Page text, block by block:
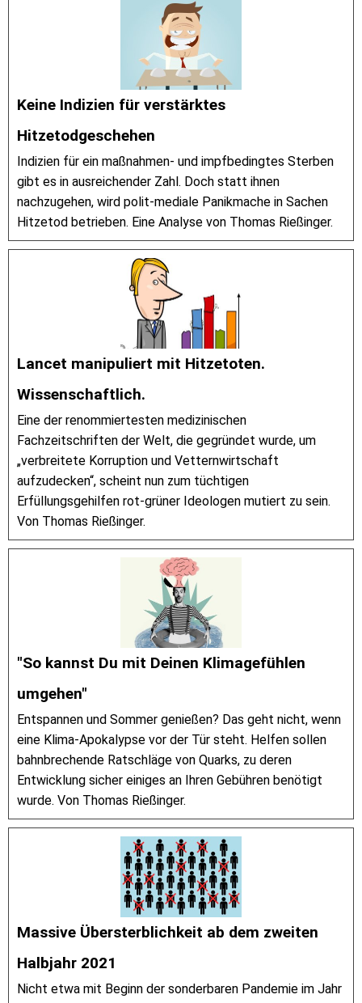
Keine Indizien für verstärktes
Hitzetodgeschehen
Indizien für ein maßnahmen- und impfbedingtes Sterben
gibt es in ausreichender Zahl. Doch statt ihnen
nachzugehen, wird polit-mediale Panikmache in Sachen
Hitzetod betrieben. Eine Analyse von Thomas Rießinger.
Lancet manipuliert mit Hitzetoten.
Wissenschaftlich.
Eine der renommiertesten medizinischen
Fachzeitschriften der Welt, die gegründet wurde, um
„verbreitete Korruption und Vetternwirtschaft
aufzudecken“, scheint nun zum tüchtigen
Erfüllungsgehilfen rot-grüner Ideologen mutiert zu sein.
Von Thomas Rießinger.
"So kannst Du mit Deinen Klimagefühlen
umgehen"
Entspannen und Sommer genießen? Das geht nicht, wenn
eine Klima-Apokalypse vor der Tür steht. Helfen sollen
bahnbrechende Ratschläge von Quarks, zu deren
Entwicklung sicher einiges an Ihren Gebühren benötigt
wurde. Von Thomas Rießinger.
Massive Übersterblichkeit ab dem zweiten
Halbjahr 2021
Nicht etwa mit Beginn der sonderbaren Pandemie im Jahr